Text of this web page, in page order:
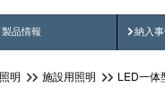
製品情報
製品動画 納入
納
明 施設用照明 LED一体